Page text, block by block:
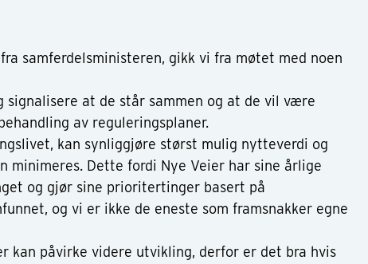
samferdelsministeren, gikk vi fra møtet med noen
signalisere at de står sammen og at de vil være
av reguleringsplaner.
kan synliggjøre størst mulig nytteverdi og
minimeres. Dette fordi Nye Veier har sine årlige
og gjør sine prioritertinger basert på
og vi er ikke de eneste som framsnakker egne
kan påvirke videre utvikling, derfor er det bra hvis